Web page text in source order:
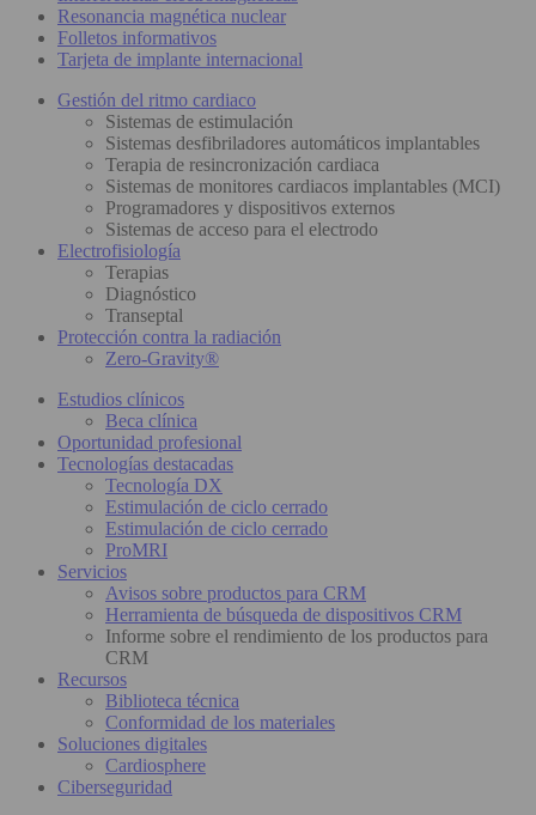
Resonancia magnética nuclear
Folletos informativos
Tarjeta de implante internacional
Gestión del ritmo cardiaco
Sistemas de estimulación
Sistemas desfibriladores automáticos implantables
Terapia de resincronización cardiaca
Sistemas de monitores cardiacos implantables (MCI)
Programadores y dispositivos externos
Sistemas de acceso para el electrodo
Electrofisiología
Terapias
Diagnóstico
Transeptal
Protección contra la radiación
Zero-Gravity®
Estudios clínicos
Beca clínica
Oportunidad profesional
Tecnologías destacadas
Tecnología DX
Estimulación de ciclo cerrado
Estimulación de ciclo cerrado
ProMRI
Servicios
Avisos sobre productos para CRM
Herramienta de búsqueda de dispositivos CRM
Informe sobre el rendimiento de los productos para
CRM
Recursos
Biblioteca técnica
Conformidad de los materiales
Soluciones digitales
Cardiosphere
Ciberseguridad